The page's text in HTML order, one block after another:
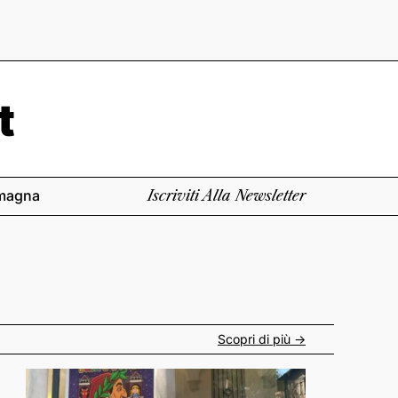
Iscriviti Alla Newsletter
Scopri di più ->